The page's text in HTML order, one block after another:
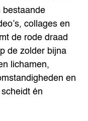
collages en
de rode draad
de zolder bijna
lichamen,
en
én